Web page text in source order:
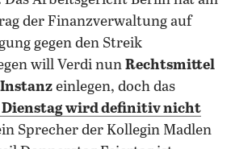
der Finanzverwaltung auf
gegen den Streik
will Verdi nun Rechtsmittel
einlegen, doch das
Dienstag wird definitiv nicht
Sprecher der Kollegin Madlen